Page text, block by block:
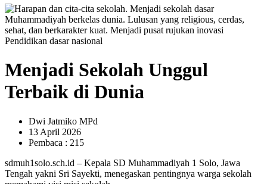
Menjadi Sekolah Unggul
Terbaik di Dunia
Dwi Jatmiko MPd
13 April 2026
Pembaca : 215
sdmuh1solo.sch.id – Kepala SD Muhammadiyah 1 Solo, Jawa
Tengah yakni Sri Sayekti, menegaskan pentingnya warga sekolah